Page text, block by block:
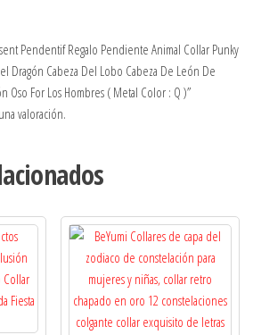
Pendentif Regalo Pendiente Animal Collar Punky
Dragón Cabeza Del Lobo Cabeza De León De
Oso For Los Hombres ( Metal Color : Q )”
valoración.